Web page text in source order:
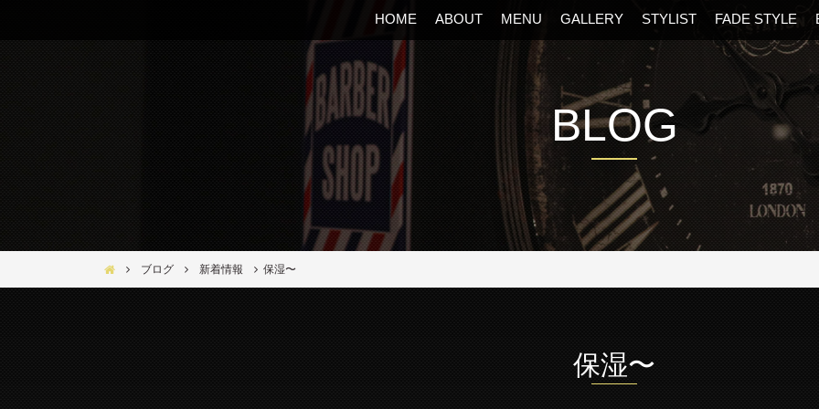
HOME ABOUT MENU GALLERY STYLIST FADE STYLE
BLOG
Bar Ber Shop REGALO【バーバーショップ レガロ】- 大阪・福島区の美容室
ブログ 新着情報 保湿〜
保湿〜